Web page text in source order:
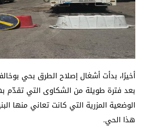
بعد فترة طويلة من الشكاوى التي تقدّم
الوضعية المزرية التي كانت تعاني منها
هذا الحي.